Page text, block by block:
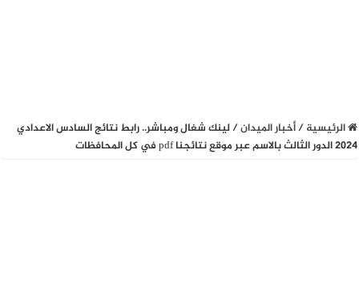
الرئيسية / أخبار الميدان / لينك شغال ومباشر.. رابط نتائج السادس الاعدادي
2024 الدور الثالث بالاسم عبر موقع نتائجنا pdf في كل المحافظات